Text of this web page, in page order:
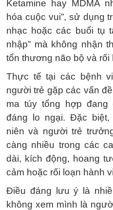
Ketamine hay MDMA
hóa cuộc vui”, sử dụng
nhạc hoặc các buổi tụ
nhập” mà không nhận
tổn thương não bộ và rối
Thực tế tại các bệnh
người trẻ gặp các vấn
ma túy tổng hợp
đáng lo ngại. Đặc biệt,
niên và người trẻ
càng nhiều trong các
dài, kích động, hoang
cảm hoặc rối loạn hành
Điều đáng lưu ý là
không xem mình là